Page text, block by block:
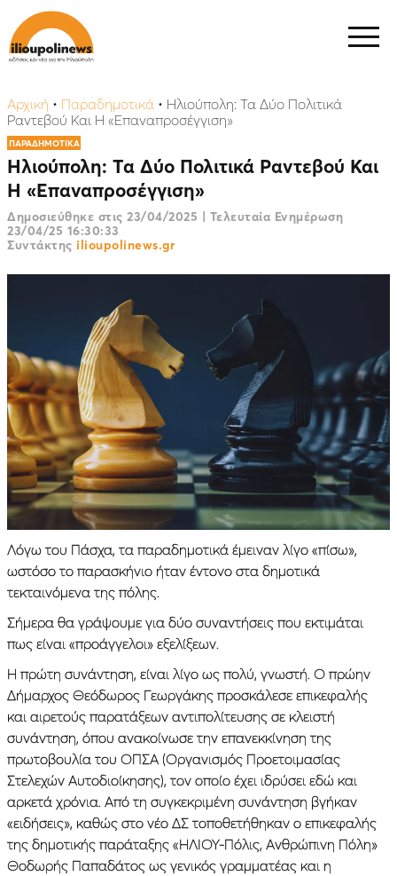
Αρχική • Παραδημοτικά • Ηλιούπολη: Τα Δύο Πολιτικά
Ραντεβού Και Η «Επαναπροσέγγιση»
ΠΑΡΑΔΗΜΟΤΙΚΑ
Ηλιούπολη: Τα Δύο Πολιτικά Ραντεβού Και
Η «Επαναπροσέγγιση»
Δημοσιεύθηκε στις 23/04/2025 | Τελευταία Ενημέρωση
23/04/25 16:30:33
Συντάκτης ilioupolinews.gr
Λόγω του Πάσχα, τα παραδημοτικά έμειναν λίγο «πίσω»,
ωστόσο το παρασκήνιο ήταν έντονο στα δημοτικά
τεκταινόμενα της πόλης.
Σήμερα θα γράψουμε για δύο συναντήσεις που εκτιμάται
πως είναι «προάγγελοι» εξελίξεων.
Η πρώτη συνάντηση, είναι λίγο ως πολύ, γνωστή. Ο πρώην
Δήμαρχος Θεόδωρος Γεωργάκης προσκάλεσε επικεφαλής
και αιρετούς παρατάξεων αντιπολίτευσης σε κλειστή
συνάντηση, όπου ανακοίνωσε την επανεκκίνηση της
πρωτοβουλία του ΟΠΣΑ (Οργανισμός Προετοιμασίας
Στελεχών Αυτοδιοίκησης), τον οποίο έχει ιδρύσει εδώ και
αρκετά χρόνια. Από τη συγκεκριμένη συνάντηση βγήκαν
«ειδήσεις», καθώς στο νέο ΔΣ τοποθετήθηκαν ο επικεφαλής
της δημοτικής παράταξης «ΗΛΙΟΥ-Πόλις, Ανθρώπινη Πόλη»
Θοδωρής Παπαδάτος ως γενικός γραμματέας και η